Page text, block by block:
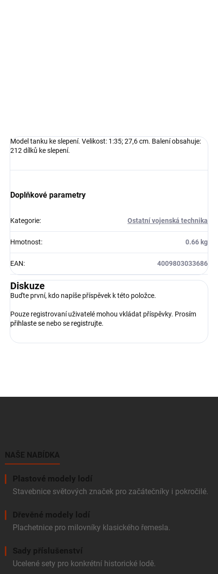
Model tanku ke slepení. Velikost: 1:35; 27,6 cm. Balení obsahuje:
212 dílků ke slepení.
Doplňkové parametry
Kategorie: Ostatní vojenská technika
Hmotnost: 0.66 kg
EAN: 4009803033686
Diskuze
Buďte první, kdo napíše příspěvek k této položce.
Pouze registrovaní uživatelé mohou vkládat příspěvky. Prosím
přihlaste se nebo se registrujte.
NAŠE NABÍDKA
Plastové modely lodí
Stavebnice světových značek pro začátečníky i pokročilé.
Dřevěné modely lodí
Plachetnice pro milovníky klasického řemesla.
Sady příslušenství
Ucelené sety pro konkrétní historické lodě.